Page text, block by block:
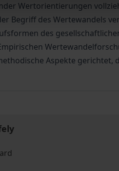
Wertorientierungen
Begriff des Wertewandels
des
Aspekte gerichtet,